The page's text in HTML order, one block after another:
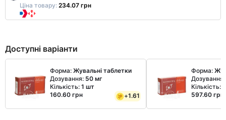
Ціна товару: 234.07 грн
Доступні варіанти
Форма: Жувальні таблетки
Дозування: 50 мг
Кількість: 1 шт
160.60 грн
+1.61
Форма:
Дозування:
Кількість:
597.60 грн